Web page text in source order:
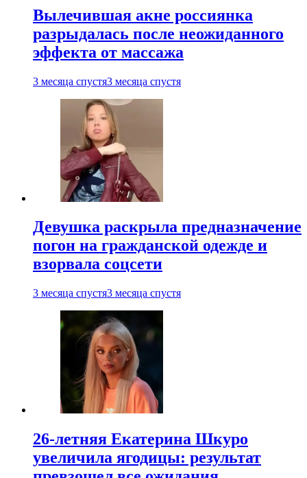
Вылечившая акне россиянка
разрыдалась после неожиданного
эффекта от массажа
3 месяца спустя3 месяца спустя
Девушка раскрыла предназначение
погон на гражданской одежде и
взорвала соцсети
3 месяца спустя3 месяца спустя
26-летняя Екатерина Шкуро
увеличила ягодицы: результат